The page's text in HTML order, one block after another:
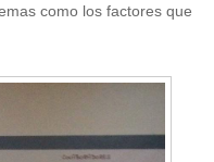
como los factores que